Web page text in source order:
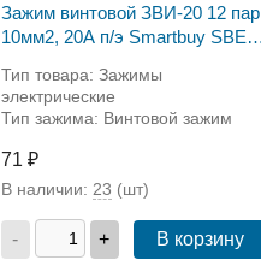
Зажим винтовой ЗВИ-20 12 пар
10мм2, 20А п/э Smartbuy SBE-
Тип товара: Зажимы
электрические
Тип зажима: Винтовой зажим
71 ₽
В наличии: 23 (шт)
- + В корзину